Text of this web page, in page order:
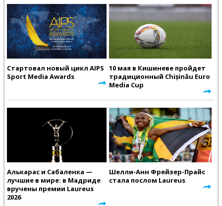
Стартовал новый цикл AIPS
Sport Media Awards
10 мая в Кишиневе пройдет
традиционный Chișinău Euro
Media Cup
Алькарас и Сабаленка —
лучшие в мире: в Мадриде
вручены премии Laureus
2026
Шелли-Анн Фрейзер-Прайс
стала послом Laureus